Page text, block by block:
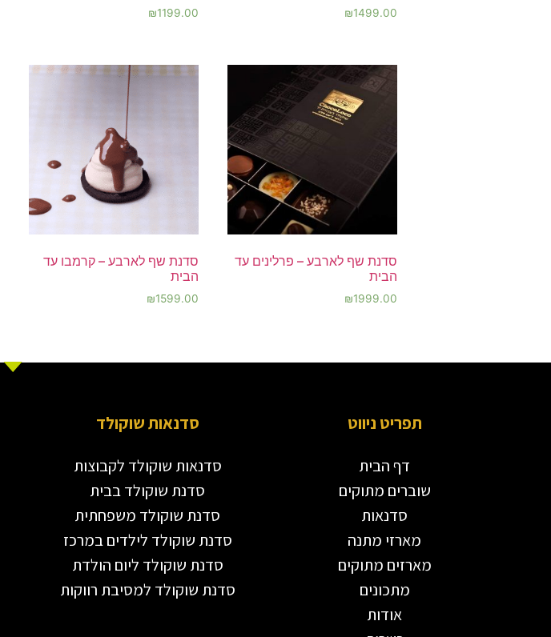
₪1499.00
₪1199.00
סדנת שף לארבע – פרלינים עד
הבית
₪1999.00
סדנת שף לארבע – קרמבו עד
הבית
₪1599.00
תפריט ניווט
דף הבית
שוברים מתוקים
סדנאות
מארזי מתנה
מארזים מתוקים
מתכונים
אודות
סדנאות שוקולד
סדנאות שוקולד לקבוצות
סדנת שוקולד בבית
סדנת שוקולד משפחתית
סדנת שוקולד לילדים במרכז
סדנת שוקולד ליום הולדת
סדנת שוקולד למסיבת רווקות